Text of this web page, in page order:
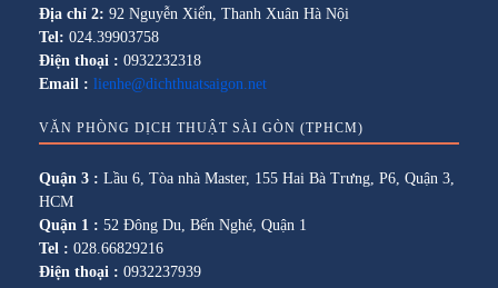
Địa chỉ 2: 92 Nguyễn Xiển, Thanh Xuân Hà Nội
Tel: 024.39903758
Điện thoại : 0932232318
Email : lienhe@dichthuatsaigon.net
VĂN PHÒNG DỊCH THUẬT SÀI GÒN (TPHCM)
Quận 3 : Lầu 6, Tòa nhà Master, 155 Hai Bà Trưng, P6, Quận 3,
HCM
Quận 1 : 52 Đông Du, Bến Nghé, Quận 1
Tel : 028.66829216
Điện thoại : 0932237939